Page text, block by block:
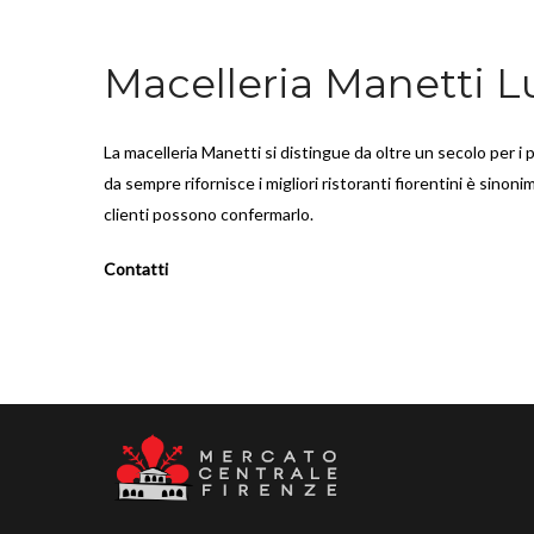
Macelleria Manetti
La macelleria Manetti si distingue da oltre un secolo per i
da sempre rifornisce i migliori ristoranti fiorentini è
clienti possono confermarlo.
Contatti